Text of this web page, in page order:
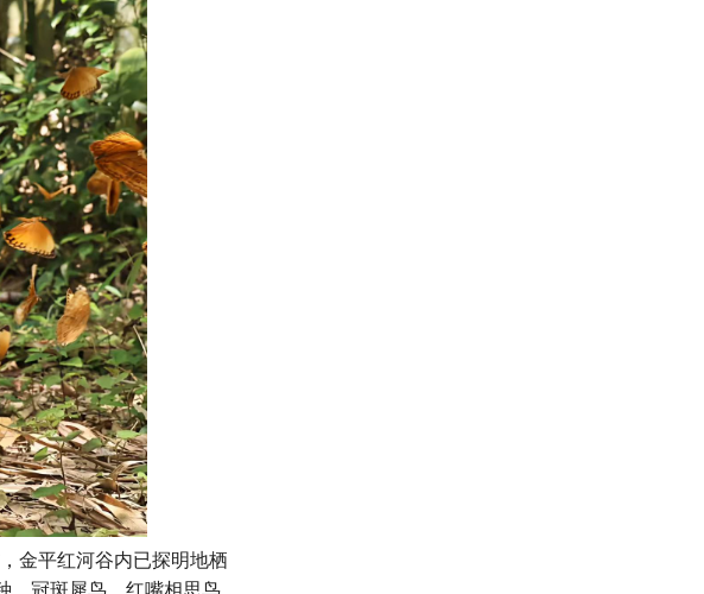
金平红河谷内已探明地栖
冠斑犀鸟、红嘴相思鸟、